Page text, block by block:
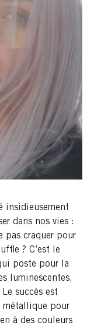
insidieusement
dans nos vies :
pas craquer pour
? C’est le
poste pour la
luminescentes,
succès est
métallique pour
à des couleurs